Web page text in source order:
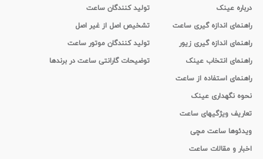
درباره عینک
راهنمای اندازه گیری ساعت
راهنمای اندازه گیری زیور
راهنمای انتخاب عینک
راهنمای استفاده از ساعت
نحوه نگهداری عینک
تعاریف ویژگیهای ساعت
ویدئوها ساعت مچی
اخبار و مقالات ساعت
تولید کنندگان ساعت
تشخیص اصل از غیر اصل
تولید کنندگان موتور ساعت
توضیحات گارانتی ساعت در برندها